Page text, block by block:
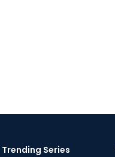
Trending Series